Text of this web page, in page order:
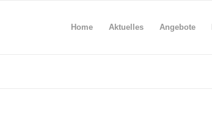
Home Aktuelles Angebote